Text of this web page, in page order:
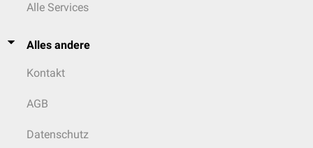
Alle Services
Alles andere
Kontakt
AGB
Datenschutz